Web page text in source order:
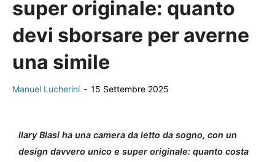
super originale: quanto
devi sborsare per averne
una simile
Manuel Lucherini - 15 Settembre 2025
Ilary Blasi ha una camera da letto da sogno, con un
design davvero unico e super originale: quanto costa